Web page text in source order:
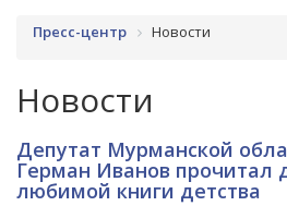
Пресс-центр Новости
Новости
Депутат Мурманской
Герман Иванов прочитал
любимой книги детства